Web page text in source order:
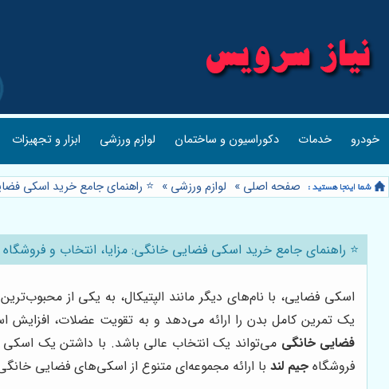
خودرو خدمات دکوراسیون و ساختمان لوازم ورزشی ابزار و تجهیزات
صفحه اصلی » لوازم ورزشی » ⭐️ راهنمای جامع خرید اسکی
⭐️ راهنمای جامع خرید اسکی فضایی خانگی: مزایا، انتخاب و فروشگاه
اسکی فضایی، با نام‌های دیگر مانند الپتیکال، به یکی از
یک تمرین کامل بدن را ارائه می‌دهد و به تقویت عضلات، افزایش
فضایی خانگی می‌تواند یک انتخاب عالی باشد. با داشتن یک اسکی
فروشگاه جیم لندبا ارائه مجموعه‌ای متنوع از اسکی‌های فضایی